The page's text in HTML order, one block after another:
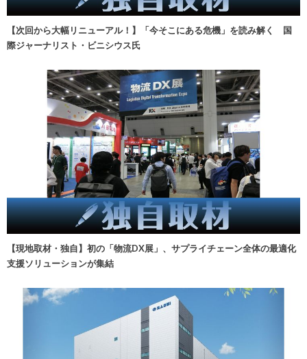
【次回から大幅リニューアル！】「今そこにある危機」を読み解く 国
際ジャーナリスト・ビニシウス氏
【現地取材・独自】初の「物流DX展」、サプライチェーン全体の最適化
支援ソリューションが集結